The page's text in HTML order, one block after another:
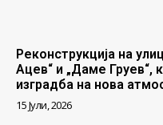
Реконструкција на
Ацев“ и „Даме Груев“,
изградба на нова
15 Јули, 2026